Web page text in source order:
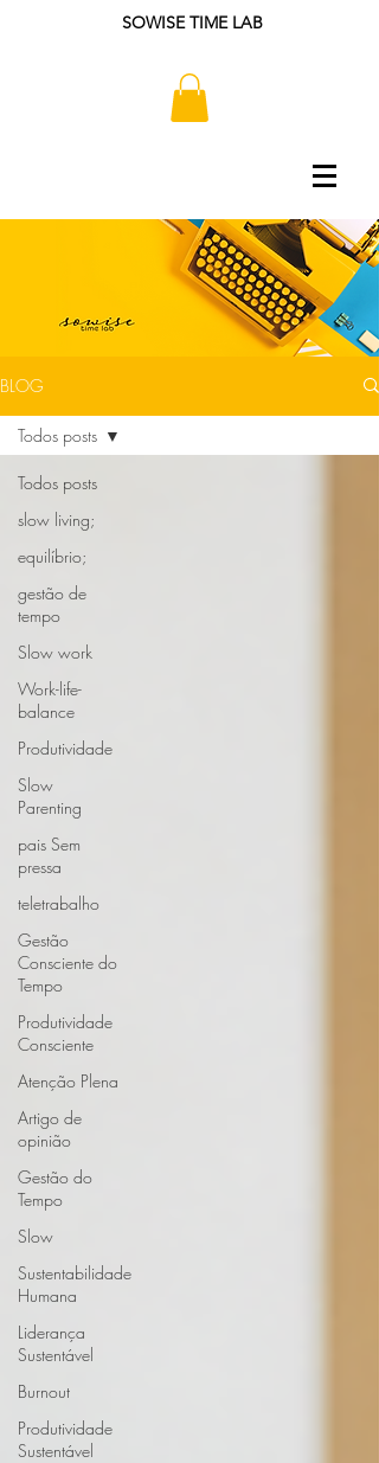
SOWISE TIME LAB
BLOG
Todos posts
slow living;
equilíbrio;
gestão de
tempo
Slow work
Work-life-
balance
Produtividade
Slow
Parenting
pais Sem
pressa
teletrabalho
Gestão
Consciente do
Tempo
Produtividade
Consciente
Atenção Plena
Artigo de
opinião
Gestão do
Tempo
Slow
Sustentabilidade
Humana
Liderança
Sustentável
Burnout
Produtividade
Sustentável
Todos posts